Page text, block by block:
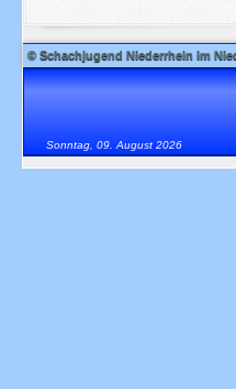
© Schachjugend Niederrhein im
Sonntag, 09. August 2026